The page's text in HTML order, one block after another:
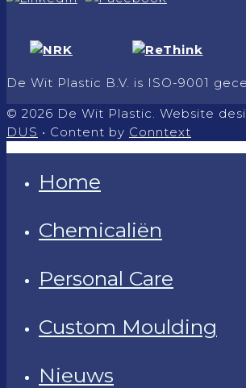
De Wit Plastic B.V. is ISO-9001
© 2026 De Wit Plastic. Website
DUS • Content by Conntext
Home
Chemicaliën
Personal Care
Custom Moulding
Nieuws